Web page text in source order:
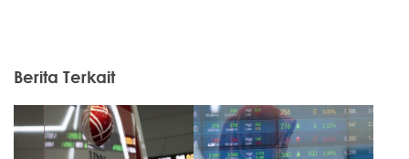
Berita Terkait